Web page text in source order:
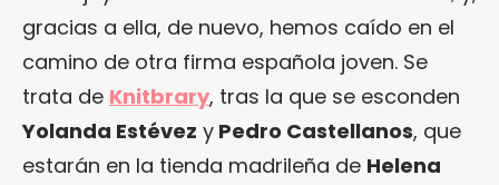
gracias a ella, de nuevo, hemos caído en el
camino de otra firma española joven. Se
trata de Knitbrary, tras la que se esconden
Yolanda Estévez y Pedro Castellanos, que
estarán en la tienda madrileña de Helena